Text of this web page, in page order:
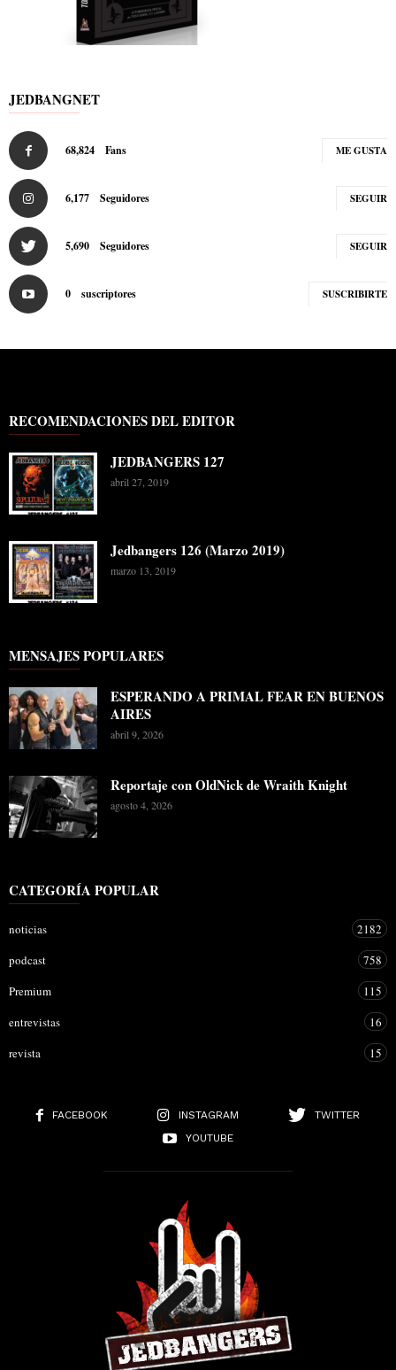
JEDBANGNET
68,824 Fans ME GUSTA
6,177 Seguidores SEGUIR
5,690 Seguidores SEGUIR
0 suscriptores SUSCRIBIRTE
RECOMENDACIONES DEL EDITOR
JEDBANGERS 127
abril 27, 2019
Jedbangers 126 (Marzo 2019)
marzo 13, 2019
MENSAJES POPULARES
ESPERANDO A PRIMAL FEAR EN BUENOS
AIRES
abril 9, 2026
Reportaje con OldNick de Wraith Knight
agosto 4, 2026
CATEGORÍA POPULAR
noticias
2182
podcast
758
Premium
115
entrevistas
16
revista
15
FACEBOOK INSTAGRAM
TWITTER
YOUTUBE